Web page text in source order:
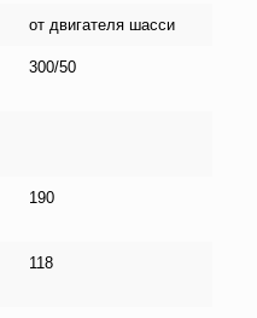
от двигателя шасси
300/50
190
118